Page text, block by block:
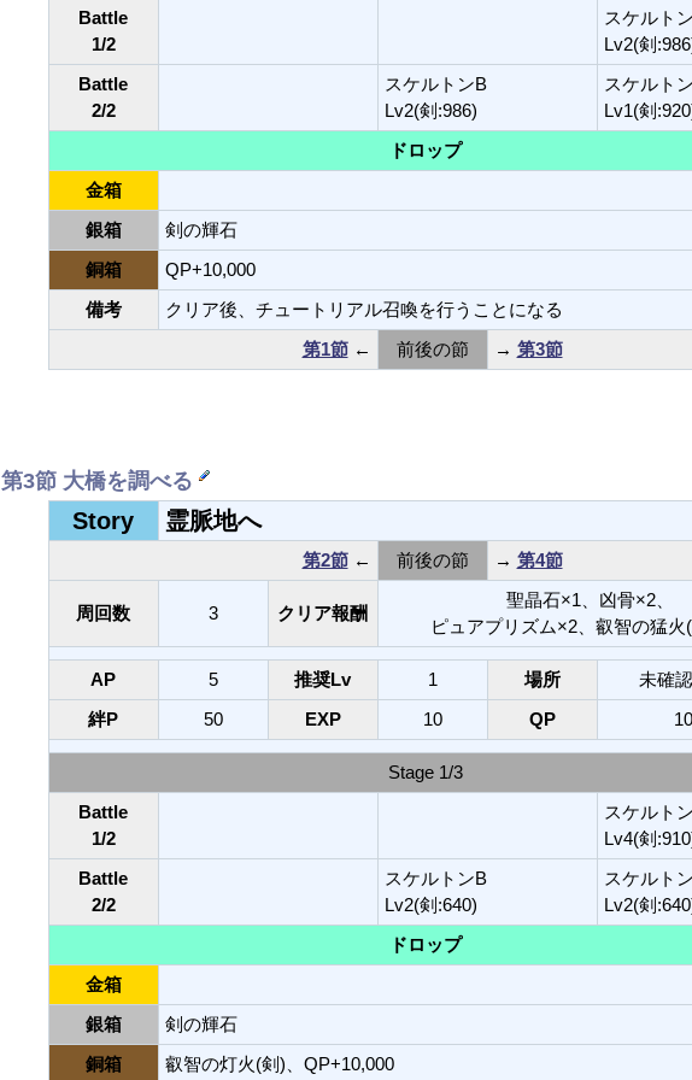
Battle
1/2
スケルトン
Lv2(剣
Battle
2/2
スケルトンB
Lv2(剣:986)
スケルト
Lv1(剣
ドロップ
金箱
銀箱
剣の輝石
銅箱
QP+10,000
備考
クリア後、チュートリアル召喚を行うことになる
第1節← 前後の節 → 第3節
第3節 大橋を調べる
Story 霊脈地へ
第2節← 前後の節 → 第4節
周回数 3 クリア報酬
聖晶石×1、凶骨×2、
ピュアプリズム×2、叡智の猛火
AP 5 推奨Lv 1 場所
未確
絆P
50 EXP 10 QP
Stage 1/3
Battle
1/2
スケルトン
Lv4(剣
Battle
2/2
スケルトンB
Lv2(剣:640)
スケルト
Lv2(剣
ドロップ
金箱
銀箱
剣の輝石
銅箱
叡智の灯火(剣)、QP+10,000